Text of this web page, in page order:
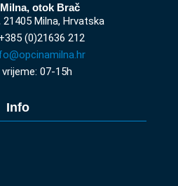
otok Brač
21405 Milna, Hrvatska
(0)21636 212
07-15h
Info